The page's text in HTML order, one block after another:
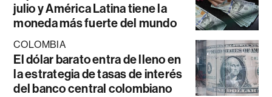
julio y América Latina tiene la
moneda más fuerte del mundo
COLOMBIA
El dólar barato entra de lleno en
la estrategia de tasas de interés
del banco central colombiano